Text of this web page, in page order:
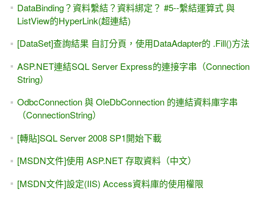
DataBinding？資料繫結？資料綁定？ #5--繫結運算式 與
ListView的HyperLink(超連結)
[DataSet]查詢結果 自訂分頁，使用DataAdapter的 .Fill()方法
ASP.NET連結SQL Server Express的連接字串（Connection
String）
OdbcConnection 與 OleDbConnection 的連結資料庫字串
（ConnectionString）
[轉貼]SQL Server 2008 SP1開始下載
[MSDN文件]使用 ASP.NET 存取資料（中文）
[MSDN文件]設定(IIS) Access資料庫的使用權限